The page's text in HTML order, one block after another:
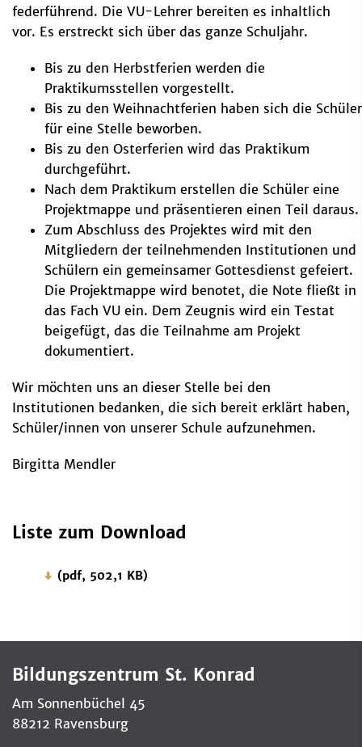
federführend. Die VU-Lehrer bereiten es inhaltlich
vor. Es erstreckt sich über das ganze Schuljahr.
Bis zu den Herbstferien werden die
Praktikumsstellen vorgestellt.
Bis zu den Weihnachtferien haben sich die Schüler
für eine Stelle beworben.
Bis zu den Osterferien wird das Praktikum
durchgeführt.
Nach dem Praktikum erstellen die Schüler eine
Projektmappe und präsentieren einen Teil daraus.
Zum Abschluss des Projektes wird mit den
Mitgliedern der teilnehmenden Institutionen und
Schülern ein gemeinsamer Gottesdienst gefeiert.
Die Projektmappe wird benotet, die Note fließt in
das Fach VU ein. Dem Zeugnis wird ein Testat
beigefügt, das die Teilnahme am Projekt
dokumentiert.
Wir möchten uns an dieser Stelle bei den
Institutionen bedanken, die sich bereit erklärt haben,
Schüler/innen von unserer Schule aufzunehmen.
Birgitta Mendler
Liste zum Download
(pdf, 502,1 KB)
Bildungszentrum St. Konrad
Am Sonnenbüchel 45
88212 Ravensburg